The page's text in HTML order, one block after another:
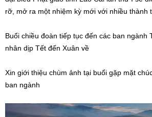
rỡ, mở ra một nhiệm kỳ mới với nhiều thành
Buổi chiều đoàn tiếp tục đến các ban ngành
nhân dịp Tết đến Xuân về
Xin giới thiệu chùm ảnh tại buổi gặp mặt
ban ngành